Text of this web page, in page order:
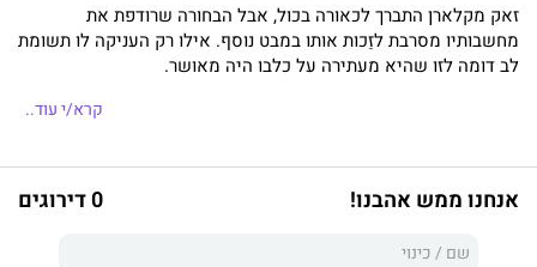
זאק מקלארן התברך לכאורה בכול, אבל הבחורה שרודפת את
מחשבותיו מסרבת לזַכות אותו במבט נוסף. אילו רק העניקה לו תשומת
לב דומה לזו שהיא מעתירה על כלבו היה מאושר.
עד הירח ובחזרה הוא מסע שעוברת אישה המאבדת את היקר לה
כשאינה צופה בטלוויזיה, אוכלת סוכריות גומי, מתפעלת משחקני
באינטרנט, בציוצים בטוויטר או בהשתאות מריבוי הסופרים המנהלים
קרא/י עוד..
אנחנו ממש אהבנו! 0 דירוגים